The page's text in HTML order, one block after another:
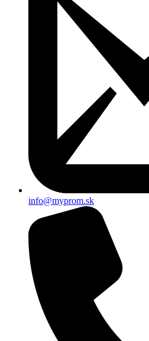
info@myprom.sk